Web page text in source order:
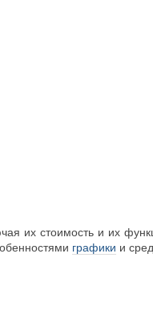
их стоимость и их
графики и